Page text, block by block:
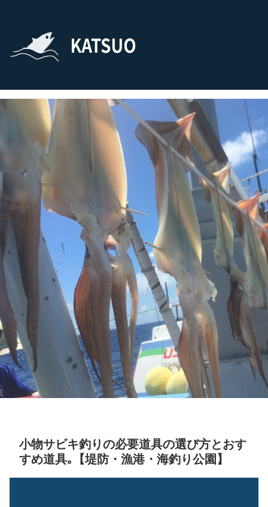
小物サビキ釣りの必要道具の選び方とおす
すめ道具｡【堤防・漁港・海釣り公園】